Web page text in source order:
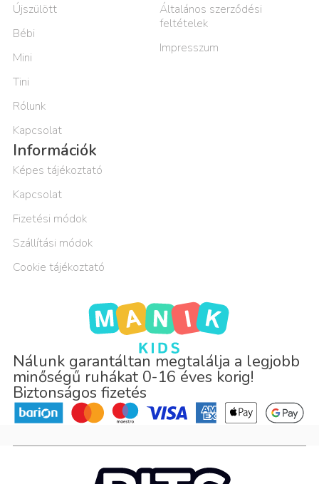
Nálunk garantáltan megtalálja a legjobb
minőségű ruhákat 0-16 éves korig!
Biztonságos fizetés
Újszülött
Bébi
Mini
Tini
Rólunk
Kapcsolat
Általános szerződési
feltételek
Impresszum
Információk
Képes tájékoztató
Kapcsolat
Fizetési módok
Szállítási módok
Cookie tájékoztató